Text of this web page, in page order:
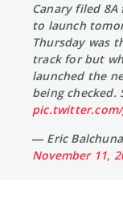
Canary filed 8A
to launch
Thursday was
track for but
launched the
being checked.
— Eric
November 11,